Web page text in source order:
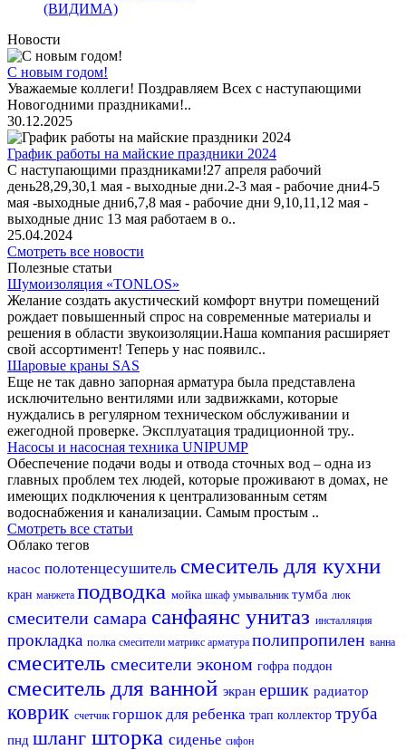
(ВИДИМА)
Новости
С новым годом!
Уважаемые коллеги! Поздравляем Всех с наступающими
Новогодними праздниками!..
30.12.2025
График работы на майские праздники 2024
С наступающими праздниками!27 апреля рабочий
день28,29,30,1 мая - выходные дни.2-3 мая - рабочие дни4-5
мая -выходные дни6,7,8 мая - рабочие дни 9,10,11,12 мая -
выходные днис 13 мая работаем в о..
25.04.2024
Смотреть все новости
Полезные статьи
Шумоизоляция «TONLOS»
Желание создать акустический комфорт внутри помещений
рождает повышенный спрос на современные материалы и
решения в области звукоизоляции.Наша компания расширяет
свой ассортимент! Теперь у нас появилс..
Шаровые краны SAS
Еще не так давно запорная арматура была представлена
исключительно вентилями или задвижками, которые
нуждались в регулярном техническом обслуживании и
ежегодной проверке. Эксплуатация традиционной тру..
Насосы и насосная техника UNIPUMP
Обеспечение подачи воды и отвода сточных вод – одна из
главных проблем тех людей, которые проживают в домах, не
имеющих подключения к централизованным сетям
водоснабжения и канализации. Самым простым ..
Смотреть все статьи
Облако тегов
насос полотенцесушитель смеситель для кухни
кран манжета подводка мойка шкаф умывальник тумба люк
смесители самара санфаянс унитаз инсталляция
прокладка полка смесители матрикс арматура полипропилен ванна
смеситель смесители эконом гофра поддон
смеситель для ванной экран ершик радиатор
коврик счетчик горшок для ребенка трап коллектор труба
пнд шланг шторка сиденье сифон